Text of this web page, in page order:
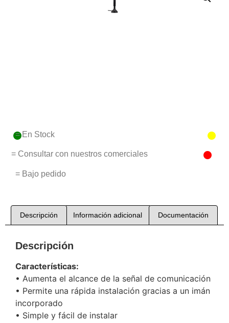
= En Stock
= Consultar con nuestros comerciales
= Bajo pedido
Descripción Información adicional Documentación
Descripción
Características:
• Aumenta el alcance de la señal de comunicación
• Permite una rápida instalación gracias a un imán
incorporado
• Simple y fácil de instalar